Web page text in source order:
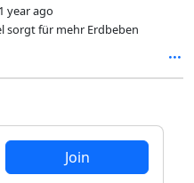
1 year ago
sorgt für mehr Erdbeben
Join